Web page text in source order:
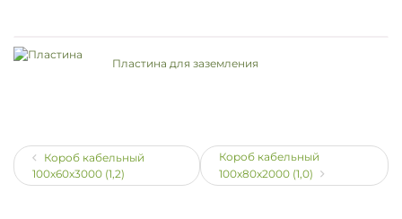
Пластина для заземления
Короб кабельный
100х60х3000 (1,2)
Короб кабельный
100х80х2000 (1,0)